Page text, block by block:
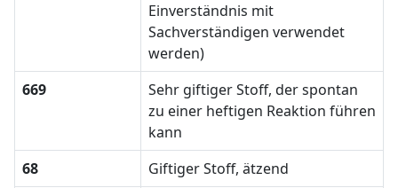
Einverständnis mit
Sachverständigen verwendet
werden)
669
Sehr giftiger Stoff, der spontan
zu einer heftigen Reaktion führen
kann
68
Giftiger Stoff, ätzend